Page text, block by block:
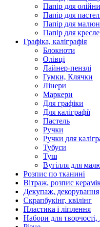
Папір для
Папір для
Папір для
Папір для
Графіка, каліграфія
Блокноти
Олівці
Лайнер-пензлі
Гумки, Клячки
Лінери
Маркери
Для графіки
Для каліграфії
Пастель
Ручки
Ручки для
Тубуси
Туш
Вугілля для
Розпис по тканині
Вітраж, розпис
Декупаж, декорування
Скрапбукінг, квілінг
Пластика і ліплення
Набори для творчості,